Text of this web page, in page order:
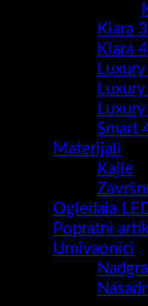
Kiara
Kiara
Smart
Materijali
Kajle
Ogledala
Popratni
Umivaonici